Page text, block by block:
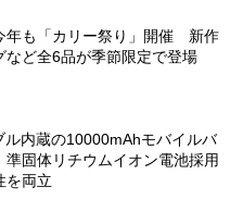
年も「カリー祭り」開催 新作
など全6品が季節限定で登場
ル内蔵の10000mAhモバイルバ
固体リチウムイオン電池採用
を両立